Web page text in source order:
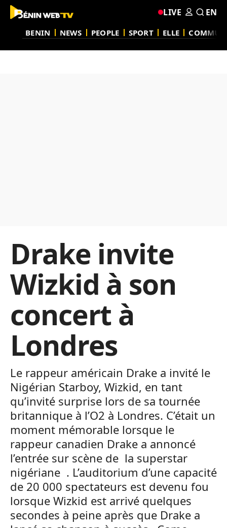
BENIN NEWS PEOPLE SPORT ELLE
LIVE EN
Drake invite
Wizkid à son
concert à
Londres
Le rappeur américain Drake a invité le
Nigérian Starboy, Wizkid, en tant
qu’invité surprise lors de sa tournée
britannique à l’O2 à Londres. C’était un
moment mémorable lorsque le
rappeur canadien Drake a annoncé
l’entrée sur scène de la superstar
nigériane . L’auditorium d’une capacité
de 20 000 spectateurs est devenu fou
lorsque Wizkid est arrivé quelques
secondes à peine après que Drake a